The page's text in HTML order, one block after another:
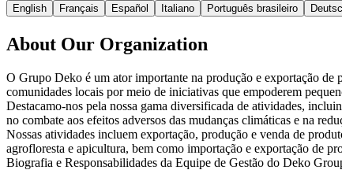
English Français Español Italiano Português brasileiro
About Our Organization
O Grupo Deko é um ator importante na produção e exportação de
comunidades locais por meio de iniciativas que empoderem
Destacamo‑nos pela nossa gama diversificada de atividades,
no combate aos efeitos adversos das mudanças climáticas e na
Nossas atividades incluem exportação, produção e venda de
agrofloresta e apicultura, bem como importação e exportação de
Biografia e Responsabilidades da Equipe de Gestão do Deko